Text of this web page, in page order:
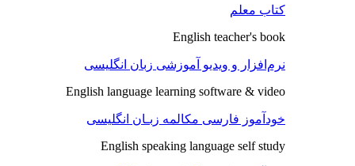
کتاب معلم
English teacher's book
نرم‌افزار و ویدیو آموزشی زبان انگلیسی
English language learning software & video
خودآموز فارسی مکالمه زبـان انگلیسی
English speaking language self study